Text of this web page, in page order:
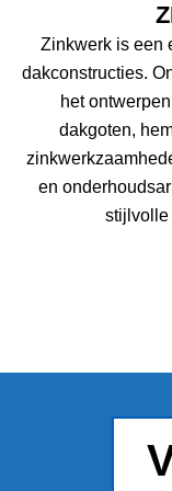
Zinkwerk is een
dakconstructies.
het
dakgoten,
en
stijlvolle